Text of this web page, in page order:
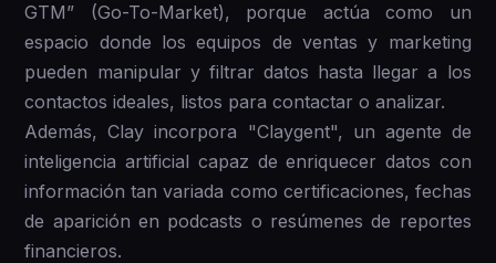
GTM” (Go-To-Market), porque actúa como un
espacio donde los equipos de ventas y marketing
pueden manipular y filtrar datos hasta llegar a los
contactos ideales, listos para contactar o analizar.
Además, Clay incorpora "Claygent", un agente de
inteligencia artificial capaz de enriquecer datos con
información tan variada como certificaciones, fechas
de aparición en podcasts o resúmenes de reportes
financieros.